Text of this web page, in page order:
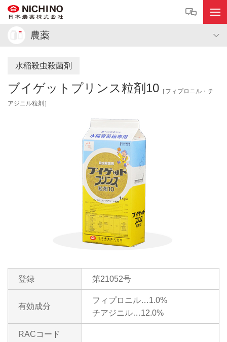
農薬
水稲殺虫殺菌剤
ブイゲットプリンス粒剤10 ［フィプロニル・チ
アジニル粒剤］
登録 第21052号
有効成分
フィプロニル…1.0%
チアジニル…12.0%
RACコード